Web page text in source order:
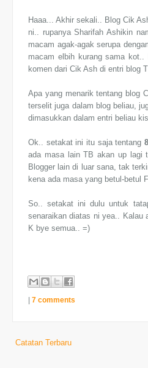
Haaa... Akhir sekali.. Blog Cik
ni.. rupanya Sharifah Ashikin
macam agak-agak serupa
macam elbih kurang sama
komen dari Cik Ash di entri blog
Apa yang menarik tentang blog
terselit juga dalam blog beliau,
dimasukkan dalam entri beliau
Ok.. setakat ini itu saja tentang
ada masa lain TB akan up lagi
Blogger lain di luar sana, tak
kena ada masa yang betul-betul
So.. setakat ini dulu untuk
senaraikan diatas ni yea.. Kalau
K bye semua.. =)
| 7 comments
Catatan Terbaru